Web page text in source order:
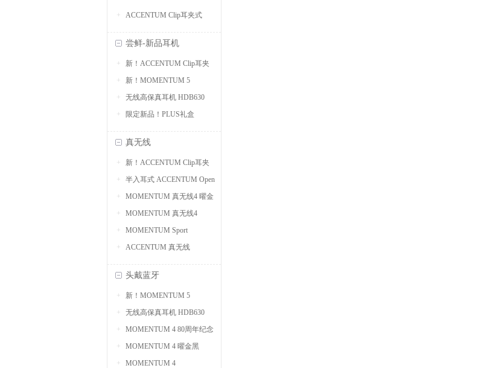
ACCENTUM Clip耳夹式
尝鲜-新品耳机
新！ACCENTUM Clip耳夹
式
新！MOMENTUM 5
无线高保真耳机 HDB630
限定新品！PLUS礼盒
真无线
新！ACCENTUM Clip耳夹
式
半入耳式 ACCENTUM Open
MOMENTUM 真无线4 曜金
黑
MOMENTUM 真无线4
MOMENTUM Sport
ACCENTUM 真无线
头戴蓝牙
新！MOMENTUM 5
无线高保真耳机 HDB630
MOMENTUM 4 80周年纪念
版
MOMENTUM 4 曜金黑
MOMENTUM 4